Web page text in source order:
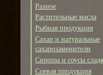
Разное
Растительные масла
Рыбная продукция
Сахар и натуральные
сахарозаменители
Сиропы и соусы
Соевая продукция